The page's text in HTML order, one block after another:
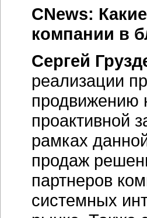
CNews:
компании в
Сергей
реализации
продвижению
проактивной
рамках
продаж
партнеров
системных